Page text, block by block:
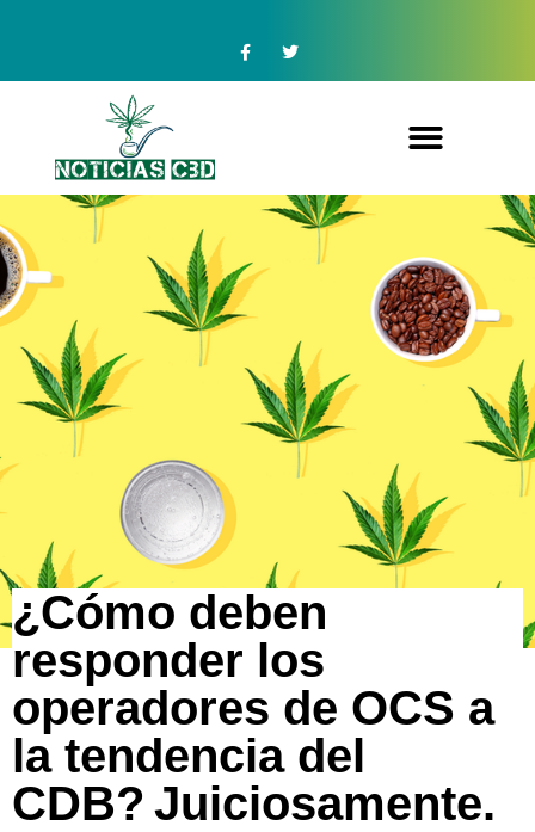
¿Cómo deben
responder los
operadores de OCS a
la tendencia del
CDB? Juiciosamente.